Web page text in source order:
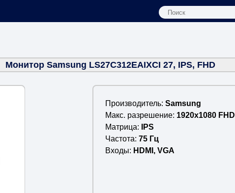
Монитор Samsung LS27C312EAIXCI 27, IPS, FHD
Производитель Samsung
Макс. разрешение 1920x1080 FHD
Матрица
IPS
Частота 75 Гц
Входы
HDMI, VGA